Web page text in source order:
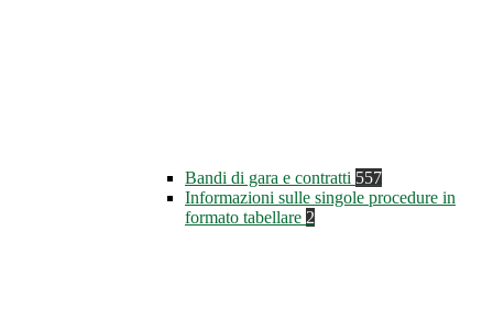
Bandi di gara e contratti 557
Informazioni sulle singole procedure in
formato tabellare 2